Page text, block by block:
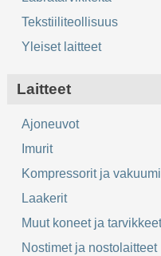
Tekstiiliteollisuus
Yleiset laitteet
Laitteet
Ajoneuvot
Imurit
Kompressorit ja
Laakerit
Muut koneet ja
Nostimet ja nostolaitteet